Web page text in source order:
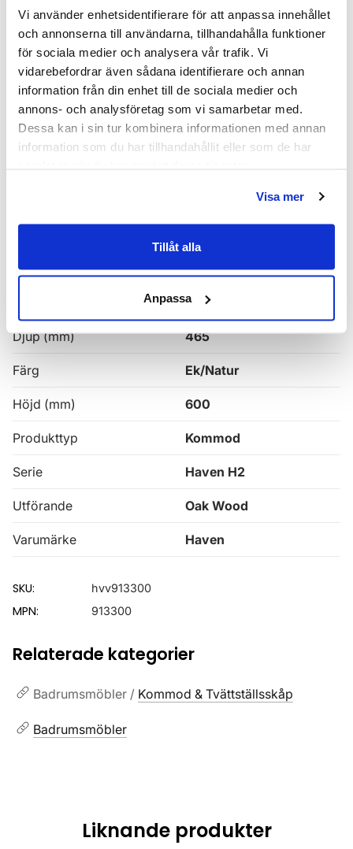
Vi använder enhetsidentifierare för att anpassa innehållet
och annonserna till användarna, tillhandahålla funktioner
för sociala medier och analysera vår trafik. Vi
vidarebefordrar även sådana identifierare och annan
information från din enhet till de sociala medier och
annons- och analysföretag som vi samarbetar med.
Dessa kan i sin tur kombinera informationen med annan
information som du har tillhandahållit eller som de har
Visa mer
Tillåt alla
Anpassa
Tänk på att se till att ventilationen är god och att
möblerna placeras på ett sådant avstånd från
badkar/dusch att vatten inte kan skvätta direkt på
möbeln. Blöta fläckar, även vanligt vatten, torkas upp
så snart som möjligt.
Haven H2 Serie
Egenskaper
1000
Djup (mm) 465
Färg Ek/Natur
Höjd (mm) 600
Produkttyp Kommod
Serie Haven H2
Utförande Oak Wood
Varumärke Haven
SKU: hvv913300
MPN: 913300
Relaterade kategorier
Badrumsmöbler / Kommod & Tvättställsskåp
Badrumsmöbler
Liknande produkter